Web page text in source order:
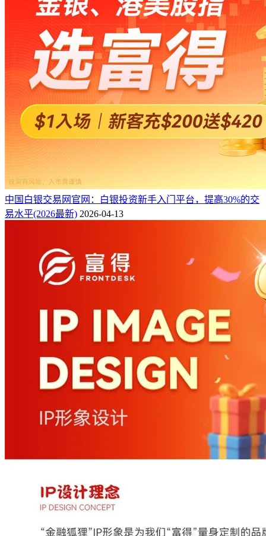
中国白银交易网官网：白银投资新手入门平台，提高30%的交
易水平(2026最新) 2026-04-13